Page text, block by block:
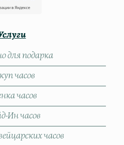
для подарка
часов
часов
Ин часов
часов